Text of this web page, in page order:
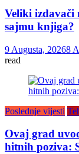
Veliki izdavači
sajmu knjiga?
9 Augusta, 20268
read
Poslednje vijesti
Ovaj grad
hitnih poziva: